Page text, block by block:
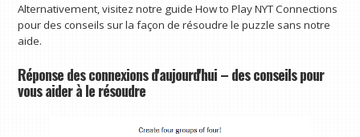
Alternativement, visitez notre guide How to Play NYT Connections
pour des conseils sur la façon de résoudre le puzzle sans notre
aide.
Réponse des connexions d'aujourd'hui – des conseils pour
vous aider à le résoudre